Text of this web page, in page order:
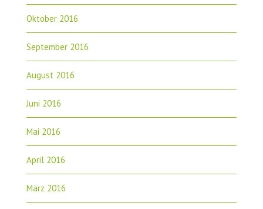
Oktober 2016
September 2016
August 2016
Juni 2016
Mai 2016
April 2016
März 2016